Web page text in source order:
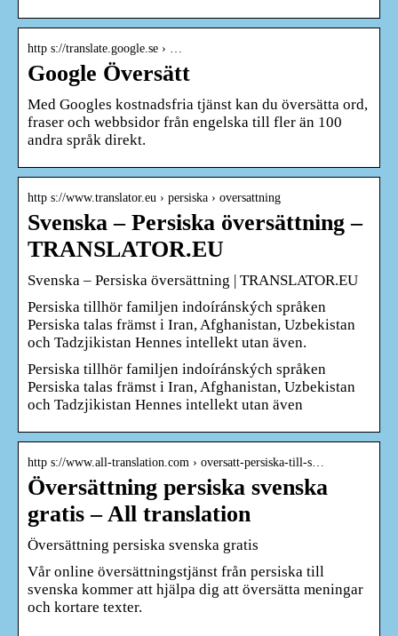
http s://translate.google.se › …
Google Översätt
Med Googles kostnadsfria tjänst kan du översätta ord,
fraser och webbsidor från engelska till fler än 100
andra språk direkt.
http s://www.translator.eu › persiska › oversattning
Svenska – Persiska översättning –
TRANSLATOR.EU
Svenska – Persiska översättning | TRANSLATOR.EU
Persiska tillhör familjen indoíránských språken
Persiska talas främst i Iran, Afghanistan, Uzbekistan
och Tadzjikistan Hennes intellekt utan även.
Persiska tillhör familjen indoíránských språken
Persiska talas främst i Iran, Afghanistan, Uzbekistan
och Tadzjikistan Hennes intellekt utan även
http s://www.all-translation.com › oversatt-persiska-till-s…
Översättning persiska svenska
gratis – All translation
Översättning persiska svenska gratis
Vår online översättningstjänst från persiska till
svenska kommer att hjälpa dig att översätta meningar
och kortare texter.